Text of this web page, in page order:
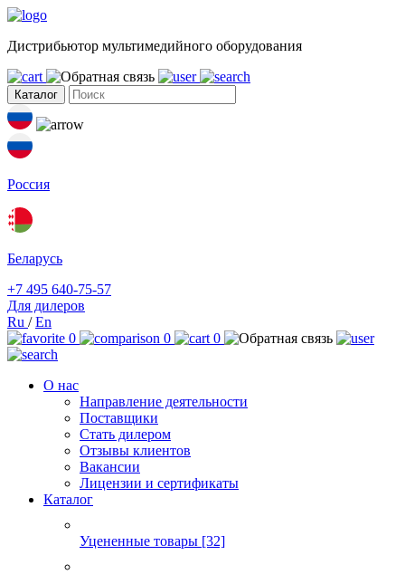
Дистрибьютор мультимедийного оборудования
Каталог
Россия
Беларусь
+7 495 640-75-57
Для дилеров
Ru /En
0
0 0
О нас
Направление деятельности
Поставщики
Стать дилером
Отзывы клиентов
Вакансии
Лицензии и сертификаты
Каталог
Уцененные товары [32]